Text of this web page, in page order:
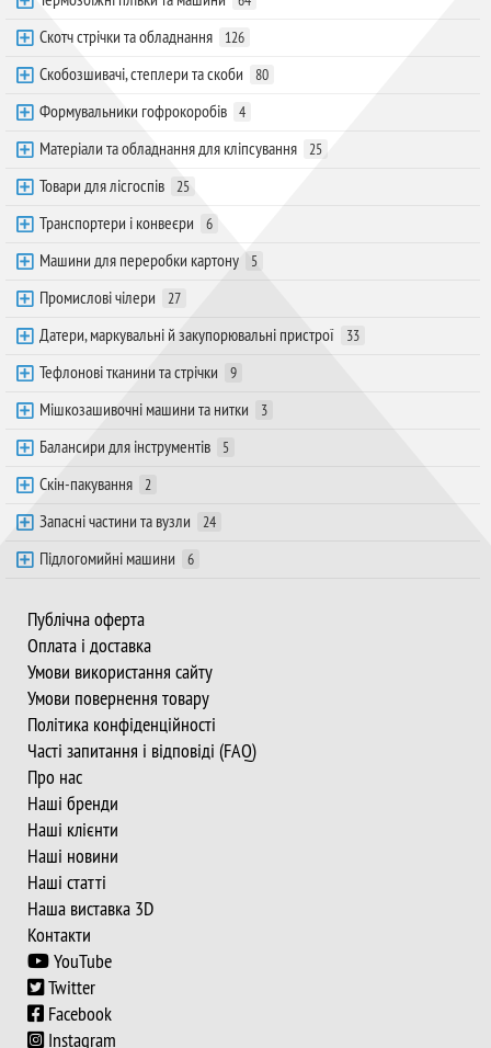
Скотч стрічки та обладнання 126
Скобозшивачі, степлери та скоби 80
Формувальники гофрокоробів 4
Матеріали та обладнання для кліпсування 25
Товари для лісгоспів 25
Транспортери і конвеєри 6
Машини для переробки картону 5
Промислові чілери 27
Датери, маркувальні й закупорювальні пристрої 33
Тефлонові тканини та стрічки 9
Мішкозашивочні машини та нитки 3
Балансири для інструментів 5
Скін-пакування 2
Запасні частини та вузли 24
Підлогомийні машини 6
Публічна оферта
Оплата і доставка
Умови використання сайту
Умови повернення товару
Політика конфіденційності
Часті запитання і відповіді (FAQ)
Про нас
Наші бренди
Наші клієнти
Наші новини
Наші статті
Наша виставка 3D
Контакти
YouTube
Twitter
Facebook
Instagram